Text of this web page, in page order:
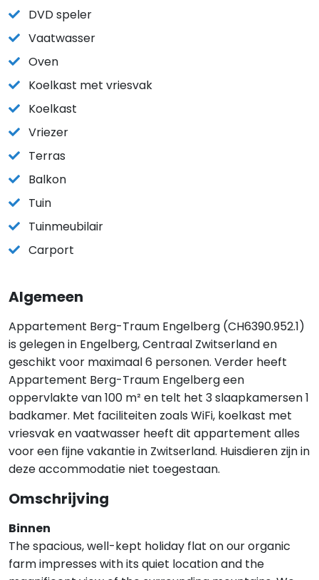
DVD speler
Vaatwasser
Oven
Koelkast met vriesvak
Koelkast
Vriezer
Terras
Balkon
Tuin
Tuinmeubilair
Carport
Algemeen
Appartement Berg-Traum Engelberg (CH6390.952.1)
is gelegen in Engelberg, Centraal Zwitserland en
geschikt voor maximaal 6 personen. Verder heeft
Appartement Berg-Traum Engelberg een
oppervlakte van 100 m² en telt het 3 slaapkamersen 1
badkamer. Met faciliteiten zoals WiFi, koelkast met
vriesvak en vaatwasser heeft dit appartement alles
voor een fijne vakantie in Zwitserland. Huisdieren zijn in
deze accommodatie niet toegestaan.
Omschrijving
Binnen
The spacious, well-kept holiday flat on our organic
farm impresses with its quiet location and the